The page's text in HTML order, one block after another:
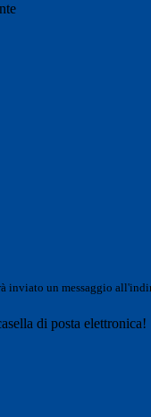
inviato un messaggio
di posta elettronica!